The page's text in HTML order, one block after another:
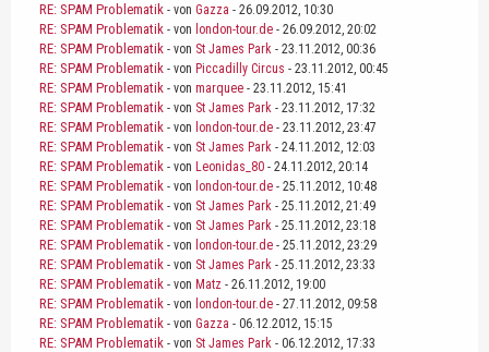
RE: SPAM Problematik - von Gazza - 26.09.2012, 10:30
RE: SPAM Problematik - von london-tour.de - 26.09.2012, 20:02
RE: SPAM Problematik - von St James Park - 23.11.2012, 00:36
RE: SPAM Problematik - von Piccadilly Circus - 23.11.2012, 00:45
RE: SPAM Problematik - von marquee - 23.11.2012, 15:41
RE: SPAM Problematik - von St James Park - 23.11.2012, 17:32
RE: SPAM Problematik - von london-tour.de - 23.11.2012, 23:47
RE: SPAM Problematik - von St James Park - 24.11.2012, 12:03
RE: SPAM Problematik - von Leonidas_80 - 24.11.2012, 20:14
RE: SPAM Problematik - von london-tour.de - 25.11.2012, 10:48
RE: SPAM Problematik - von St James Park - 25.11.2012, 21:49
RE: SPAM Problematik - von St James Park - 25.11.2012, 23:18
RE: SPAM Problematik - von london-tour.de - 25.11.2012, 23:29
RE: SPAM Problematik - von St James Park - 25.11.2012, 23:33
RE: SPAM Problematik - von Matz - 26.11.2012, 19:00
RE: SPAM Problematik - von london-tour.de - 27.11.2012, 09:58
RE: SPAM Problematik - von Gazza - 06.12.2012, 15:15
RE: SPAM Problematik - von St James Park - 06.12.2012, 17:33